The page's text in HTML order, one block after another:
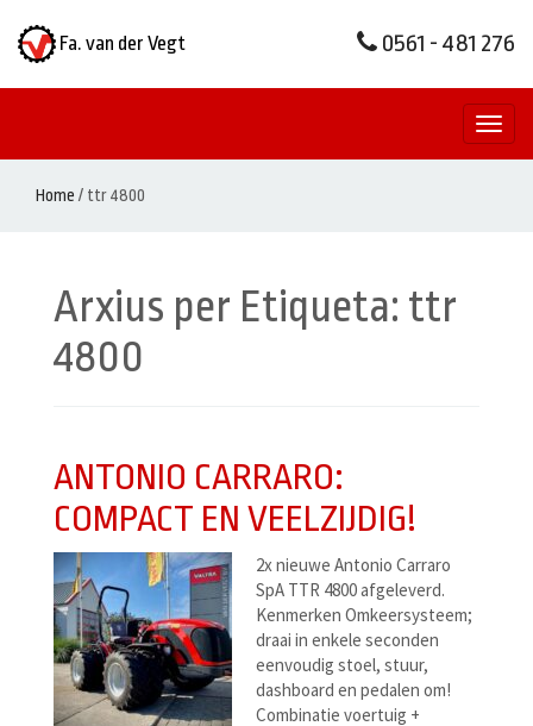
Fa. van der Vegt 0561 - 481 276
Home / ttr 4800
Arxius per Etiqueta: ttr
4800
ANTONIO CARRARO:
COMPACT EN VEELZIJDIG!
2x nieuwe Antonio Carraro
SpA TTR 4800 afgeleverd.
Kenmerken Omkeersysteem;
draai in enkele seconden
eenvoudig stoel, stuur,
dashboard en pedalen om!
Combinatie voertuig +